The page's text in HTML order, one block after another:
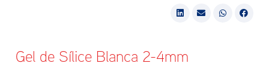
Gel de Sílice Blanca 2-4mm